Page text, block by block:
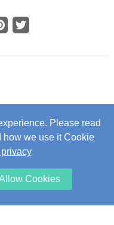
Please read
how we use it Cookie
privacy
Cookies
Twitter
di Xinbei, città di